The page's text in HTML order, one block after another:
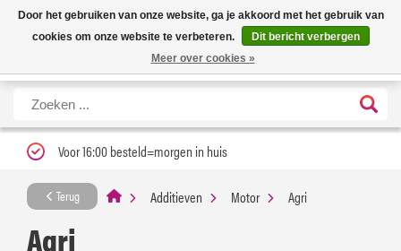
Nieuwe levertijd: 1 tot 3 werkdagen | Nu 25% korting op gehele assortiment
Carfume met kortingscode ''verfrissend''
X
Voor 16:00 besteld=morgen in huis
Terug Additieven Motor Agri
Agri
Door het gebruiken van onze website, ga je akkoord met het gebruik van
cookies om onze website te verbeteren.
Dit bericht verbergen
Meer over cookies »